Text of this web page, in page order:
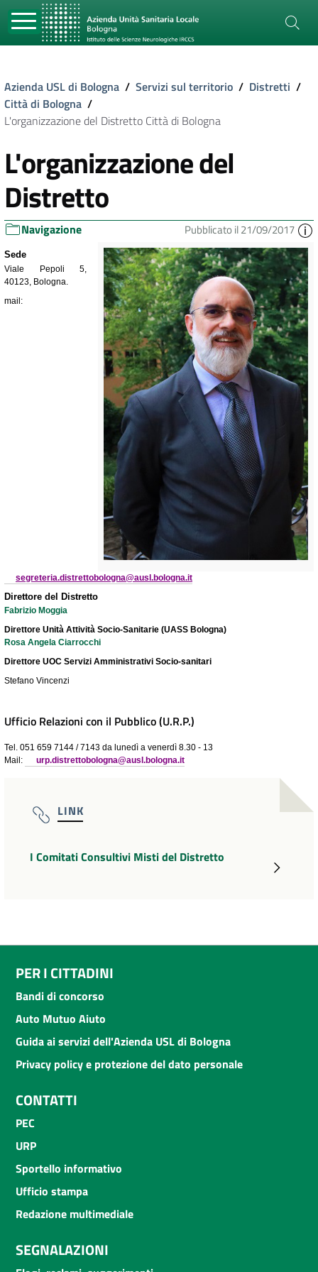
Azienda USL di Bologna / Servizi sul territorio / Distretti /
Città di Bologna /
L'organizzazione del Distretto Città di Bologna
L'organizzazione del
Distretto
Navigazione Pubblicato il 21/09/2017
Sede
Viale Pepoli 5,
40123, Bologna.
mail:
segreteria.distrettobologna@ausl.bologna.it
Direttore del Distretto
Fabrizio Moggia
Direttore Unità Attività Socio-Sanitarie (UASS Bologna)
Rosa Angela Ciarrocchi
Direttore UOC Servizi Amministrativi Socio-sanitari
Stefano Vincenzi
Ufficio Relazioni con il Pubblico (U.R.P.)
Tel. 051 659 7144 / 7143 da lunedì a venerdì 8.30 - 13
Mail:
urp.distrettobologna@ausl.bologna.it
LINK
I Comitati Consultivi Misti del Distretto
PER I CITTADINI
Bandi di concorso
Auto Mutuo Aiuto
Guida ai servizi dell'Azienda USL di Bologna
Privacy policy e protezione del dato personale
CONTATTI
PEC
URP
Sportello informativo
Ufficio stampa
Redazione multimediale
SEGNALAZIONI